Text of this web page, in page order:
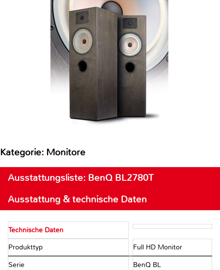
Kategorie: Monitore
Ausstattungsliste: BenQ BL2780T
Ausstattung & technische Daten
Technische Daten
Produkttyp Full HD Monitor
Serie BenQ BL